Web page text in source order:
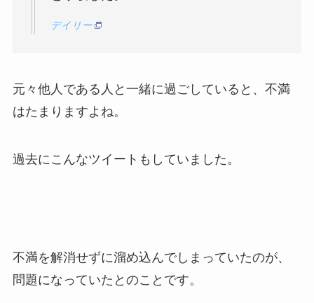
デイリー
元々他人である人と一緒に過ごしていると、不満
はたまりますよね。
過去にこんなツイートもしていました。
不満を解消せずに溜め込んでしまっていたのが、
問題になっていたとのことです。